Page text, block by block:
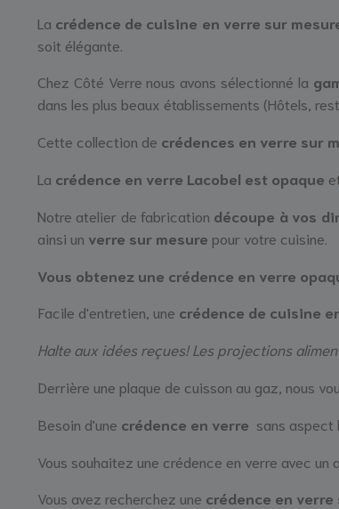
La crédence de cuisine en verre sur
soit élégante.
Chez Côté Verre nous avons sélectionné la
dans les plus beaux établissements (Hôtels,
Cette collection de crédences en verre sur
La crédence en verre Lacobel est opaque
Notre atelier de fabrication découpe à vos
ainsi un verre sur mesure pour votre cuisine.
Vous obtenez une crédence en verre
Facile d'entretien, une crédence de cuisine
Halte aux idées reçues! Les projections
Derrière une plaque de cuisson au gaz, nous
Besoin d'une crédence en verre sans aspect
Vous souhaitez une crédence en verre avec
Vous avez recherchez une crédence en verre